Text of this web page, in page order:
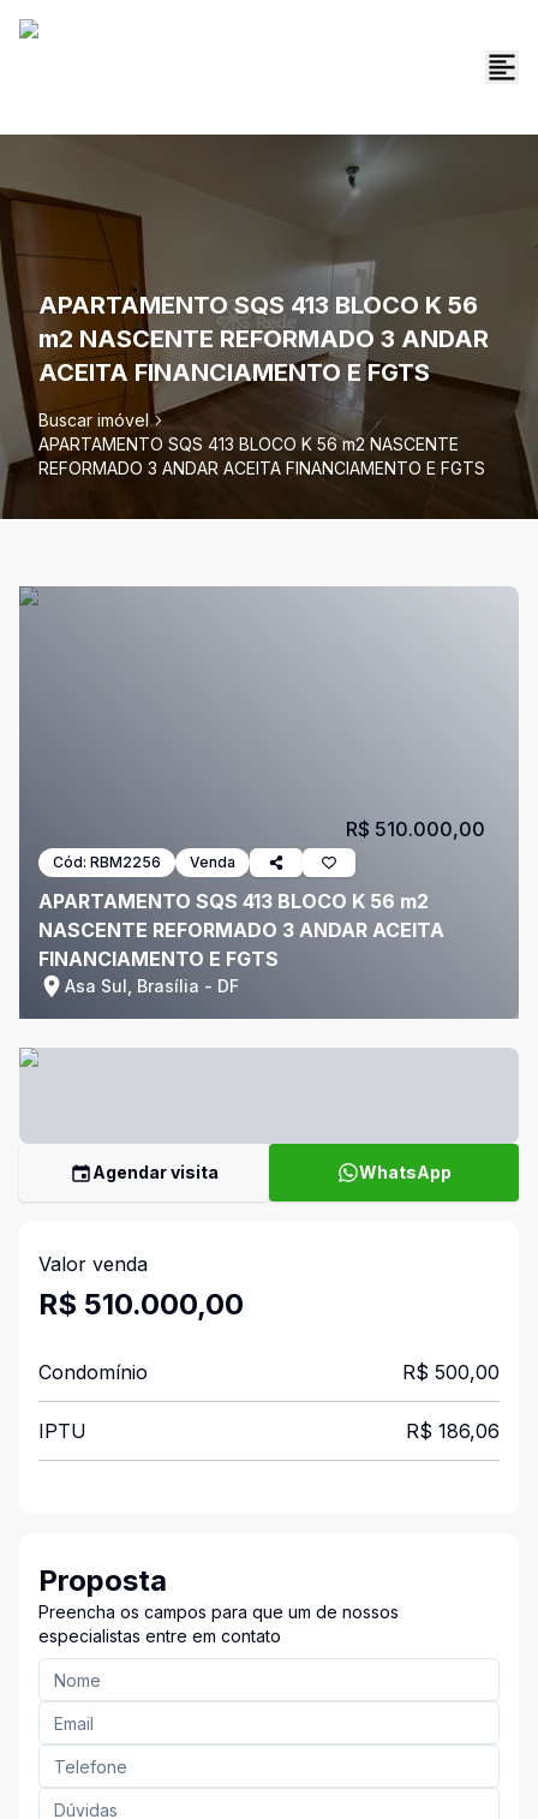
APARTAMENTO SQS 413 BLOCO K 56
m2 NASCENTE REFORMADO 3 ANDAR
ACEITA FINANCIAMENTO E FGTS
Buscar imóvel
APARTAMENTO SQS 413 BLOCO K 56 m2 NASCENTE
REFORMADO 3 ANDAR ACEITA FINANCIAMENTO E FGTS
Cód: RBM2256 Venda
APARTAMENTO SQS 413 BLOCO K 56 m2
NASCENTE REFORMADO 3 ANDAR ACEITA
FINANCIAMENTO E FGTS
Asa Sul, Brasília - DF
R$ 510.000,00
Agendar visita WhatsApp
Valor venda
R$ 510.000,00
Condomínio R$ 500,00
IPTU R$ 186,06
Proposta
Preencha os campos para que um de nossos
especialistas entre em contato